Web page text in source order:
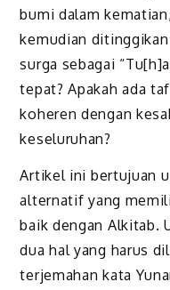
bumi dalam
kemudian
surga sebagai
tepat? Apakah ada
koheren dengan
keseluruhan?
Artikel ini bertujuan
alternatif yang
baik dengan Alkitab.
dua hal yang harus
terjemahan kata